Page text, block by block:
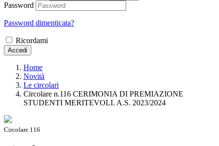
Password
Password dimenticata?
Ricordami
Accedi
Home
Novità
Le circolari
Circolare n.116 CERIMONIA DI PREMIAZIONE
STUDENTI MERITEVOLI. A.S. 2023/2024
Circolare 116